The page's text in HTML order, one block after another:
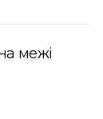
межі